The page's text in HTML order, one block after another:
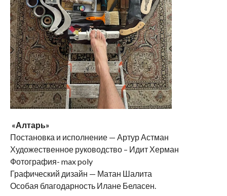
«Алтарь»
Постановка и исполнение — Артур Астман
Художественное руководство – Идит Херман
Фотография- max poly
Графический дизайн — Матан Шалита
Особая благодарность Илане Беласен.